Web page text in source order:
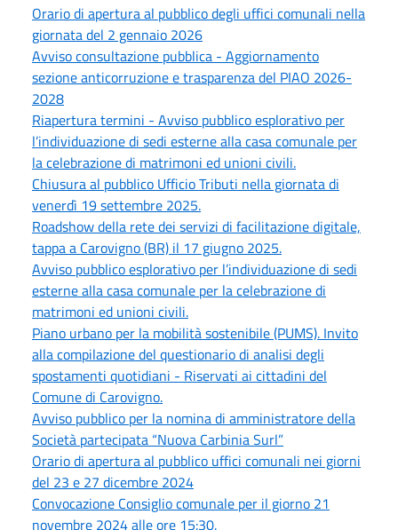
Orario di apertura al pubblico degli uffici comunali nella
giornata del 2 gennaio 2026
Avviso consultazione pubblica - Aggiornamento
sezione anticorruzione e trasparenza del PIAO 2026-
2028
Riapertura termini - Avviso pubblico esplorativo per
l’individuazione di sedi esterne alla casa comunale per
la celebrazione di matrimoni ed unioni civili.
Chiusura al pubblico Ufficio Tributi nella giornata di
venerdì 19 settembre 2025.
Roadshow della rete dei servizi di facilitazione digitale,
tappa a Carovigno (BR) il 17 giugno 2025.
Avviso pubblico esplorativo per l’individuazione di sedi
esterne alla casa comunale per la celebrazione di
matrimoni ed unioni civili.
Piano urbano per la mobilità sostenibile (PUMS). Invito
alla compilazione del questionario di analisi degli
spostamenti quotidiani - Riservati ai cittadini del
Comune di Carovigno.
Avviso pubblico per la nomina di amministratore della
Società partecipata “Nuova Carbinia Surl”
Orario di apertura al pubblico uffici comunali nei giorni
del 23 e 27 dicembre 2024
Convocazione Consiglio comunale per il giorno 21
novembre 2024 alle ore 15:30.